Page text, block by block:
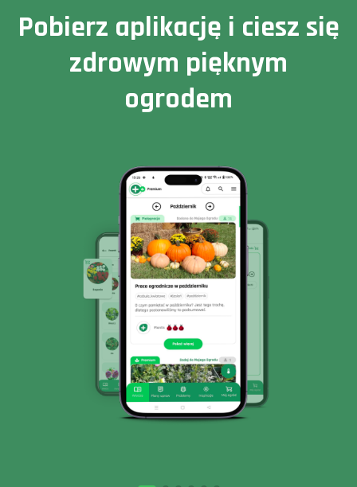
Pobierz aplikację i ciesz się
zdrowym pięknym
ogrodem